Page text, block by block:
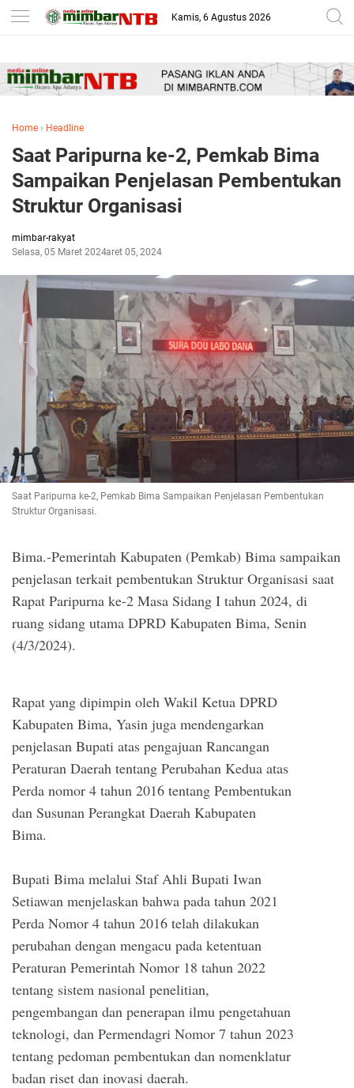
-->
Kamis, 6 Agustus 2026
Home › Headline
Saat Paripurna ke-2, Pemkab Bima
Sampaikan Penjelasan Pembentukan
Struktur Organisasi
mimbar-rakyat
Selasa, 05 Maret 2024Maret 05, 2024
Saat Paripurna ke-2, Pemkab Bima Sampaikan Penjelasan Pembentukan
Struktur Organisasi.
Bima.-Pemerintah Kabupaten (Pemkab) Bima sampaikan
penjelasan terkait pembentukan Struktur Organisasi saat
Rapat Paripurna ke-2 Masa Sidang I tahun 2024, di
ruang sidang utama DPRD Kabupaten Bima, Senin
(4/3/2024).
Rapat yang dipimpin oleh Wakil Ketua DPRD
Kabupaten Bima, Yasin juga mendengarkan
penjelasan Bupati atas pengajuan Rancangan
Peraturan Daerah tentang Perubahan Kedua atas
Perda nomor 4 tahun 2016 tentang Pembentukan
dan Susunan Perangkat Daerah Kabupaten
Bima.
Bupati Bima melalui Staf Ahli Bupati Iwan
Setiawan menjelaskan bahwa pada tahun 2021
Perda Nomor 4 tahun 2016 telah dilakukan
perubahan dengan mengacu pada ketentuan
Peraturan Pemerintah Nomor 18 tahun 2022
tentang sistem nasional penelitian,
pengembangan dan penerapan ilmu pengetahuan
teknologi, dan Permendagri Nomor 7 tahun 2023
tentang pedoman pembentukan dan nomenklatur
badan riset dan inovasi daerah.